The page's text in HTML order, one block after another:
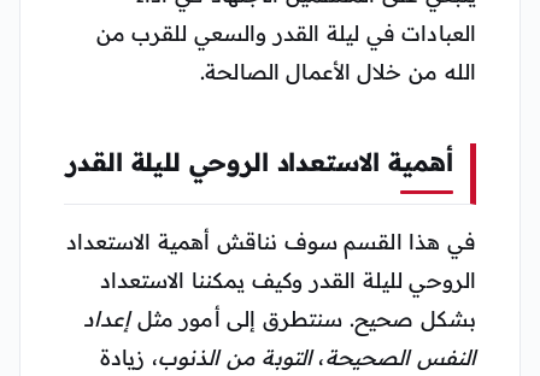
العبادات في ليلة القدر والسعي للقرب من
الله من خلال الأعمال الصالحة.
أهمية الاستعداد الروحي لليلة القدر
في هذا القسم سوف نناقش أهمية الاستعداد
الروحي لليلة القدر وكيف يمكننا الاستعداد
بشكل صحيح. سنتطرق إلى أمور مثلإعداد
النفس الصحيحة،التوبة من الذنوب، زيادة